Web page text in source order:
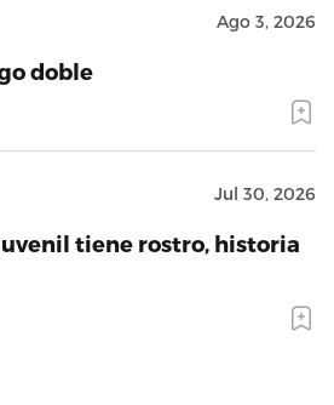
Ago 3, 2026
doble
Jul 30, 2026
tiene rostro, historia